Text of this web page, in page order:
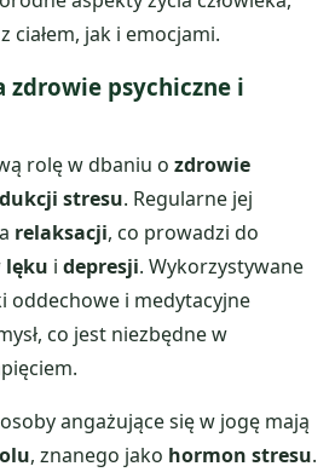
ciałem, jak i emocjami.
zdrowie psychiczne i
rolę w dbaniu o zdrowie
stresu. Regularne jej
relaksacji, co prowadzi do
lęku i depresji. Wykorzystywane
oddechowe i medytacyjne
co jest niezbędne w
angażujące się w jogę mają
, znanego jako hormon stresu.